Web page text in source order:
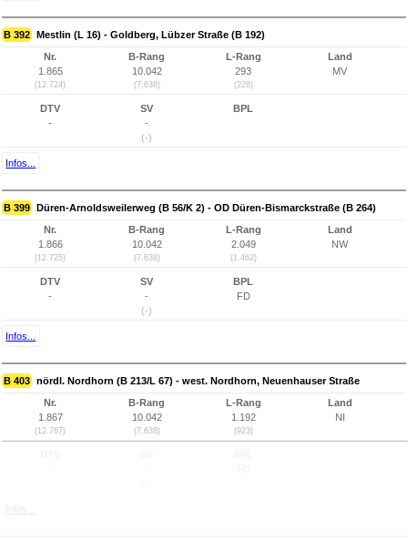
B 392 Mestlin (L 16) - Goldberg, Lübzer Straße (B 192)
Nr.
1.865
(12.724)
B-Rang
10.042
(7.638)
L-Rang
293
(228)
Land
MV
DTV
-
SV
-
(-)
BPL
Infos...
B 399 Düren-Arnoldsweilerweg (B 56/K 2) - OD Düren-Bismarckstraße (B 264)
Nr.
1.866
(12.725)
B-Rang
10.042
(7.638)
L-Rang
2.049
(1.462)
Land
NW
DTV
-
SV
-
(-)
BPL
FD
Infos...
B 403 nördl. Nordhorn (B 213/L 67) - west. Nordhorn, Neuenhauser Straße
Nr.
1.867
(12.767)
B-Rang
10.042
(7.638)
L-Rang
1.192
(923)
Land
NI
Infos...